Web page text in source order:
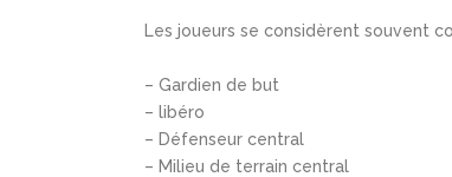
Les joueurs se considèrent souvent
– Gardien de but
– libéro
– Défenseur central
– Milieu de terrain central